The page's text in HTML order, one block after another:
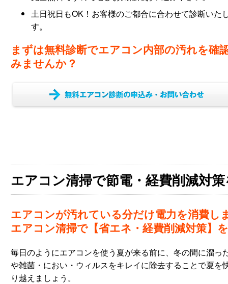
土日祝日もOK！お客様のご都合に合わせて診断いた
す。
まずは無料診断でエアコン内部の汚れを確
みませんか？
エアコン清掃で節電・経費削減対
エアコンが汚れている分だけ電力を消費し
エアコン清掃で【省エネ・経費削減対策】
毎日のようにエアコンを使う夏が来る前に、冬の間に溜っ
や雑菌・におい・ウィルスをキレイに除去することで夏を
り越えましょう。